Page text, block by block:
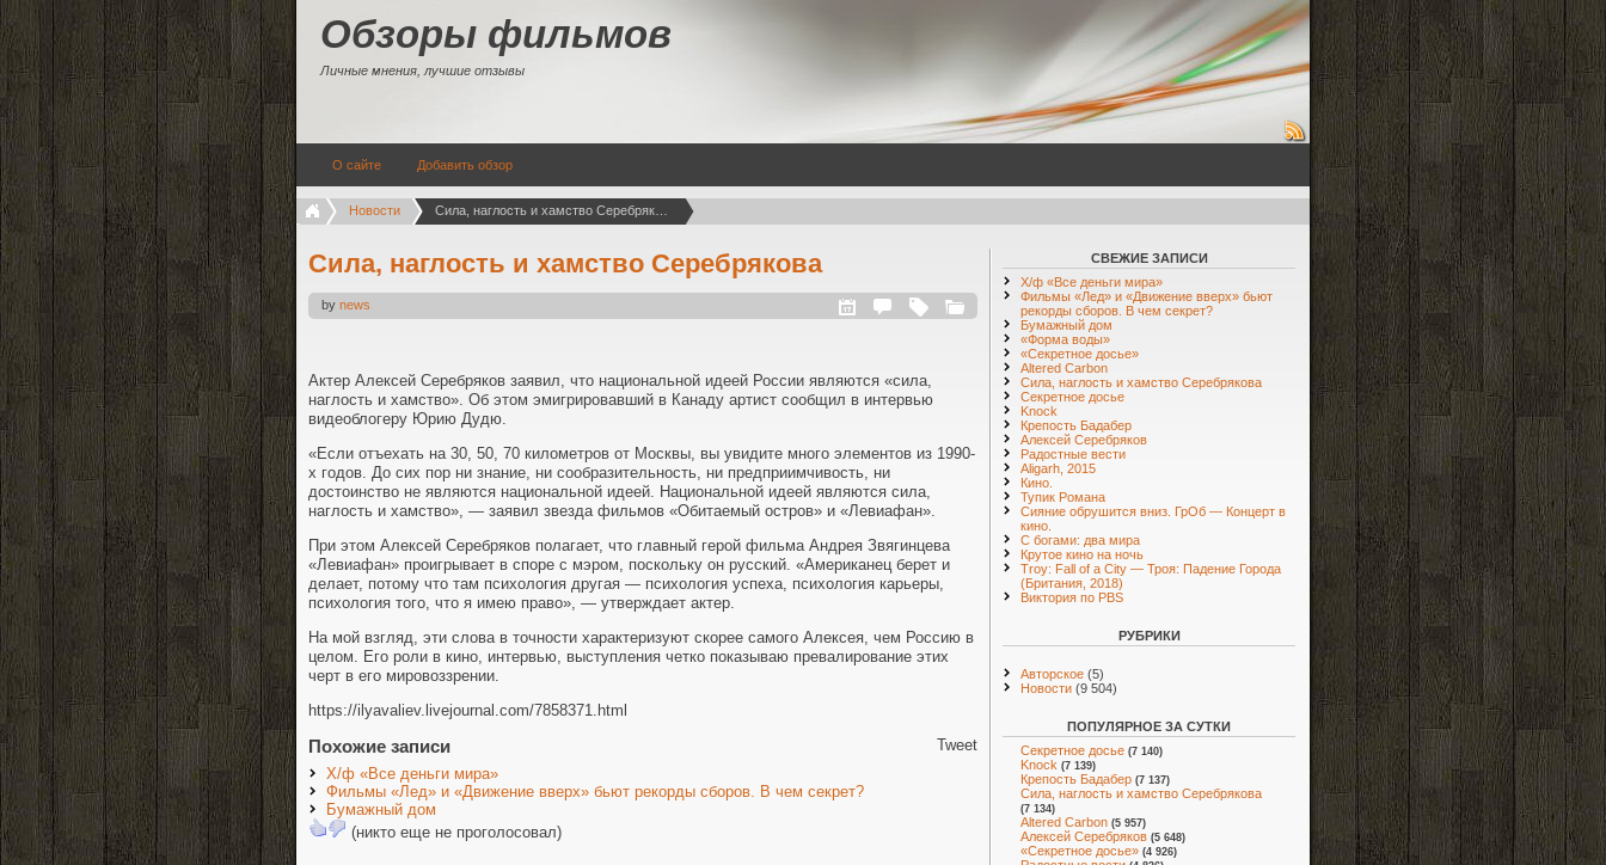
Обзоры фильмов
Личные мнения, лучшие отзывы
О сайте Добавить обзор
Новости
Сила, наглость и хамство Серебрякова
by news
Актер Алексей Серебряков заявил, что национальной идеей России являются «сила,
наглость и хамство». Об этом эмигрировавший в Канаду артист сообщил в интервью
видеоблогеру Юрию Дудю.
«Если отъехать на 30, 50, 70 километров от Москвы, вы увидите много элементов из 1990-
х годов. До сих пор ни знание, ни сообразительность, ни предприимчивость, ни
достоинство не являются национальной идеей. Национальной идеей являются сила,
наглость и хамство», — заявил звезда фильмов «Обитаемый остров» и «Левиафан».
При этом Алексей Серебряков полагает, что главный герой фильма Андрея Звягинцева
«Левиафан» проигрывает в споре с мэром, поскольку он русский. «Американец берет и
делает, потому что там психология другая — психология успеха, психология карьеры,
психология того, что я имею право», — утверждает актер.
На мой взгляд, эти слова в точности характеризуют скорее самого Алексея, чем Россию в
целом. Его роли в кино, интервью, выступления четко показываю превалирование этих
черт в его мировоззрении.
https://ilyavaliev.livejournal.com/7858371.html
Tweet
Похожие записи
Х/ф «Все деньги мира»
Фильмы «Лед» и «Движение вверх» бьют рекорды сборов. В чем секрет?
Бумажный дом
(никто еще не проголосовал)
СВЕЖИЕ ЗАПИСИ
Х/ф «Все деньги мира»
Фильмы «Лед» и «Движение вверх» бьют
рекорды сборов. В чем секрет?
Бумажный дом
«Форма воды»
«Секретное досье»
Altered Carbon
Сила, наглость и хамство Серебрякова
Секретное досье
Knock
Крепость Бадабер
Алексей Серебряков
Радостные вести
Aligarh, 2015
Кино.
Тупик Романа
Сияние обрушится вниз. ГрОб — Концерт в
кино.
С богами: два мира
Крутое кино на ночь
Troy: Fall of a City — Троя: Падение Города
(Британия, 2018)
Виктория по PBS
РУБРИКИ
Авторское (5)
Новости (9 504)
ПОПУЛЯРНОЕ ЗА СУТКИ
Секретное досье (7 140)
Knock (7 139)
Крепость Бадабер (7 137)
Сила, наглость и хамство Серебрякова
(7 134)
Altered Carbon (5 957)
Алексей Серебряков (5 648)
«Секретное досье» (4 926)